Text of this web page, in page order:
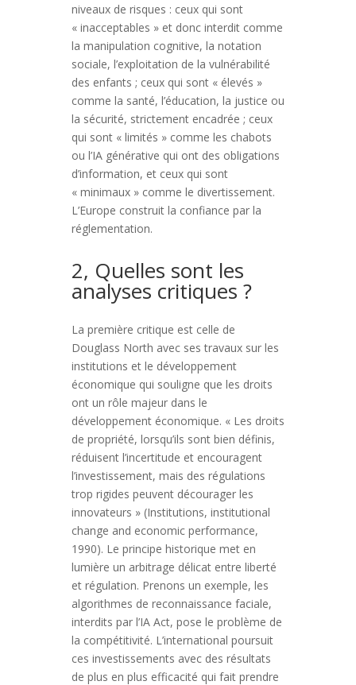
niveaux de risques : ceux qui sont
« inacceptables » et donc interdit comme
la manipulation cognitive, la notation
sociale, l’exploitation de la vulnérabilité
des enfants ; ceux qui sont « élevés »
comme la santé, l’éducation, la justice ou
la sécurité, strictement encadrée ; ceux
qui sont « limités » comme les chabots
ou l’IA générative qui ont des obligations
d’information, et ceux qui sont
« minimaux » comme le divertissement.
L’Europe construit la confiance par la
réglementation.
2, Quelles sont les
analyses critiques ?
La première critique est celle de
Douglass North avec ses travaux sur les
institutions et le développement
économique qui souligne que les droits
ont un rôle majeur dans le
développement économique. « Les droits
de propriété, lorsqu’ils sont bien définis,
réduisent l’incertitude et encouragent
l’investissement, mais des régulations
trop rigides peuvent décourager les
innovateurs » (Institutions, institutional
change and economic performance,
1990). Le principe historique met en
lumière un arbitrage délicat entre liberté
et régulation. Prenons un exemple, les
algorithmes de reconnaissance faciale,
interdits par l’IA Act, pose le problème de
la compétitivité. L’international poursuit
ces investissements avec des résultats
de plus en plus efficacité qui fait prendre